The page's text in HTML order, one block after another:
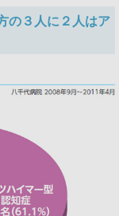
の３人に２人はア